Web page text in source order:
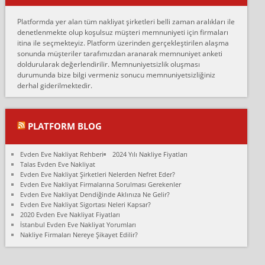
Ankara Alicanlar naklyat tel 5465524025. 2600 TL'ye ankaradan
Konya ya Alicanlar naklyat la anlaştık bu şahıs evin taşınacağı gün
fiyatın mazoto gele...
Fatih kokmese:
Diyarbakır dan eşyamı getirtmek için anlaştım sözleşme yaptım.
Son anda fiyat artırdılar.. mecburiyetten tasittim.. bu kişiler ağrılı
Ali:
olduk. Asansörlü dediler sonra uraya asansör kurulmaz dediler
fark istediler. ortada asa...
Nimet:
Ben 2021 Ağustos ilk haftası Evimi taşıdım yani İstanbul'un bir
Mahallesi'nden bir başka Mahallesi'ne yani Ümraniye bölgesinde
oturuyorum önceleri ara...
Nimet Köse:
Platformda yer alan tüm nakliyat şirketleri belli zaman aralıkları ile
denetlenmekte olup koşulsuz müşteri memnuniyeti için firmaları
itina ile seçmekteyiz. Platform üzerinden gerçekleştirilen alaşma
sonunda müşteriler tarafımızdan aranarak memnuniyet anketi
doldurularak değerlendirilir. Memnuniyetsizlik oluşması
durumunda bize bilgi vermeniz sonucu memnuniyetsizliğiniz
derhal giderilmektedir.
PLATFORM BLOG
Evden Eve Nakliyat Rehberi
2024 Yılı Nakliye Fiyatları
Talas Evden Eve Nakliyat
Evden Eve Nakliyat Şirketleri Nelerden Nefret Eder?
Evden Eve Nakliyat Firmalarına Sorulması Gerekenler
Evden Eve Nakliyat Dendiğinde Aklınıza Ne Gelir?
Evden Eve Nakliyat Sigortası Neleri Kapsar?
2020 Evden Eve Nakliyat Fiyatları
İstanbul Evden Eve Nakliyat Yorumları
Nakliye Firmaları Nereye Şikayet Edilir?